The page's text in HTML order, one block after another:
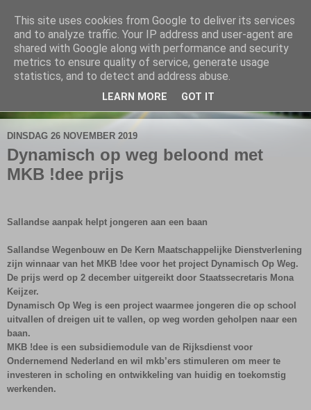
De Elshofbode
Nieuws uit Wijthmen, Herfte en Zalné.
DINSDAG 26 NOVEMBER 2019
Dynamisch op weg beloond met
MKB !dee prijs
Sallandse aanpak helpt jongeren aan een baan
Sallandse Wegenbouw en De Kern Maatschappelijke Dienstverlening
zijn winnaar van het MKB !dee voor het project Dynamisch Op Weg.
De prijs werd op 2 december uitgereikt door Staatssecretaris Mona
Keijzer.
Dynamisch Op Weg is een project waarmee jongeren die op school
uitvallen of dreigen uit te vallen, op weg worden geholpen naar een
baan.
MKB !dee is een subsidiemodule van de Rijksdienst voor
Ondernemend Nederland en wil mkb’ers stimuleren om meer te
investeren in scholing en ontwikkeling van huidig en toekomstig
werkenden.
This site uses cookies from Google to deliver its services
and to analyze traffic. Your IP address and user-agent are
shared with Google along with performance and security
metrics to ensure quality of service, generate usage
statistics, and to detect and address abuse.
LEARN MORE GOT IT